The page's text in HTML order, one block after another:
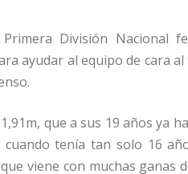
División Nacional
ayudar al equipo de cara
que a sus 19 años ya
cuando tenía tan solo 16
viene con muchas